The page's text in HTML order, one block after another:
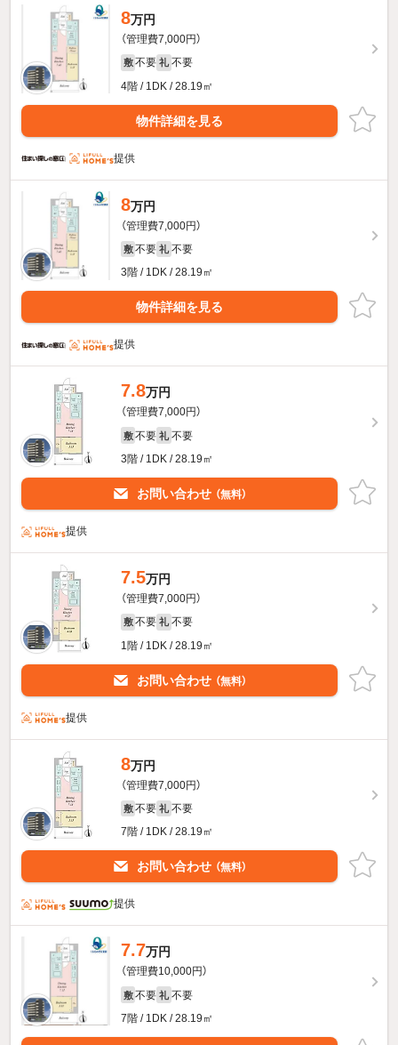
8万円
（管理費7,000円）
敷 不要 礼 不要
4階 / 1DK / 28.19㎡
物件詳細を見る
提供
8万円
（管理費7,000円）
敷 不要 礼 不要
3階 / 1DK / 28.19㎡
物件詳細を見る
提供
7.8万円
（管理費7,000円）
敷 不要 礼 不要
3階 / 1DK / 28.19㎡
お問い合わせ （無料）
提供
7.5万円
（管理費7,000円）
敷 不要 礼 不要
1階 / 1DK / 28.19㎡
お問い合わせ （無料）
提供
8万円
（管理費7,000円）
敷 不要 礼 不要
7階 / 1DK / 28.19㎡
お問い合わせ （無料）
提供
7.7万円
（管理費10,000円）
敷 不要 礼 不要
7階 / 1DK / 28.19㎡